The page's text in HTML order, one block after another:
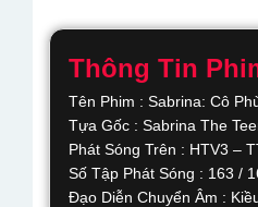
Thông Tin
Tên Phim : Sabrina: Cô
Tựa Gốc : Sabrina The
Phát Sóng Trên : HTV3 –
Số Tập Phát Sóng : 163 /
Đạo Diễn Chuyển Âm :